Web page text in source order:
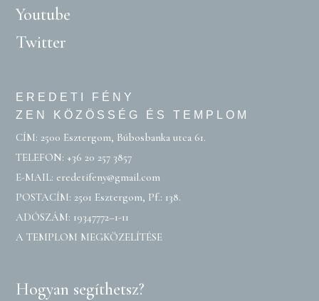
Youtube
Twitter
EREDETI FÉNY
ZEN KÖZÖSSÉG ÉS TEMPLOM
CÍM: 2500 Esztergom, Búbosbanka utca 61.
TELEFON:+36 20 257 3857
E-MAIL: eredetifeny@gmail.com
POSTACÍM: 2501 Esztergom, Pf.: 138.
ADÓSZÁM: 19347772–1-11
A TEMPLOM MEGKÖZELÍTÉSE
Hogyan segíthetsz?